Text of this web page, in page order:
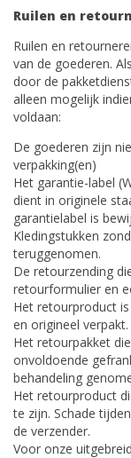
Ruilen en
Ruilen en
van de goederen.
door de
alleen mogelijk
voldaan:
De goederen zijn
verpakking(en)
Het garantie-label
dient in originele
garantielabel is
Kledingstukken
teruggenomen.
De retourzending
retourformulier en
Het retourproduct
en origineel verpakt.
Het retourpakket
onvoldoende
behandeling
Het retourproduct
te zijn. Schade
de verzender.
Voor onze